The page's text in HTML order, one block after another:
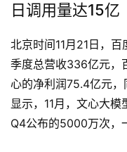
首
日调用量达15亿
北京时间11月21日，
季度总营收336亿元，
心的净利润75.4亿元，
显示，11月，文心大
Q4公布的5000万次，